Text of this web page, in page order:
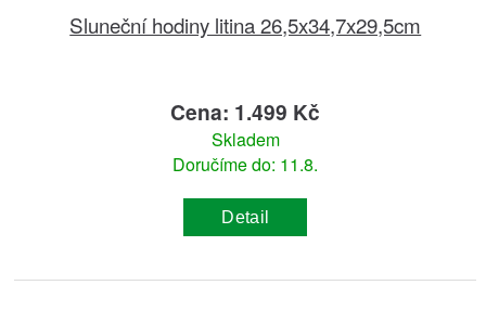
Sluneční hodiny litina 26,5x34,7x29,5cm
Cena: 1.499 Kč
Skladem
Doručíme do: 11.8.
Detail